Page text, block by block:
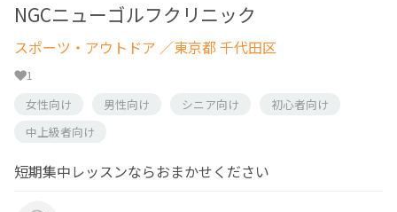
NGCニューゴルフクリニック
スポーツ・アウトドア ／東京都 千代田区
1
女性向け
男性向け シニア向け
初心者向け
中上級者向け
短期集中レッスンならおまかせください